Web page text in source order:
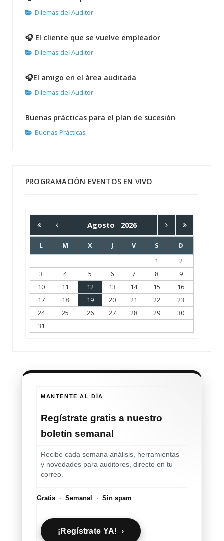
Dilemas del Auditor
🎧 El cliente que se vuelve empleador
Dilemas del Auditor
🎧El amigo en el área auditada
Dilemas del Auditor
Buenas prácticas para el plan de sucesión
Buenas Prácticas
PROGRAMACIÓN EVENTOS EN VIVO
Agosto 2026
L M X J V S
D
1
2
3
4 5 6 7 8
9
10
11 12 13 14 15
16
17
18 19 20 21 22
23
24
25 26 27 28 29
30
31
MANTENTE AL DÍA
Regístrate gratis a nuestro
boletín semanal
Recibe cada semana análisis, herramientas
y novedades para auditores, directo en tu
correo.
Gratis · Semanal · Sin spam
¡Regístrate YA! ›